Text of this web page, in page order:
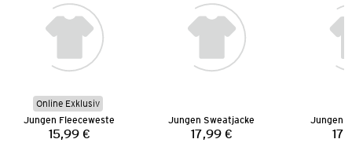
Online Exklusiv
Jungen Fleeceweste
Preis:
15,99 €
Jungen Sweatjacke
Preis:
17,99 €
Jungen